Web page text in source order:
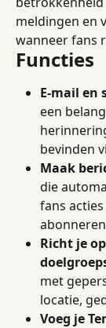
meldingen en
wanneer fans
Functies
E-mail en
een
bevinden
Maak
die
fans
Richt je
met
locatie,
Voeg je